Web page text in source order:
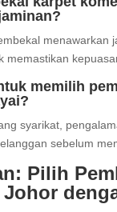
menawarkan
memastikan
memilih
syarikat,
sebelum
Pilih